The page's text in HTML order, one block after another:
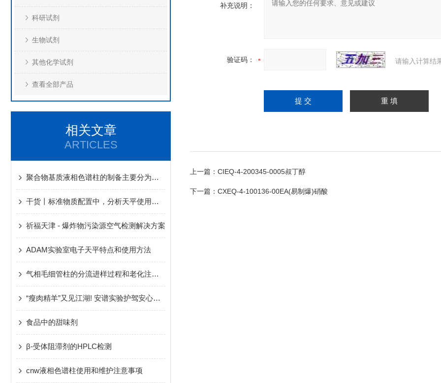
科研试剂
生物试剂
其他化学试剂
查看全部产品
相关文章
ARTICLES
聚合物基质液相色谱柱的制备主要分为这几个步骤
干货丨标准物质配置中，分析天平使用一二事
祈福天津 - 爆炸物污染源空气检测解决方案
ADAM实验室电子天平特点和使用方法
气相毛细管柱的分流进样过程和老化注意事项
“瘦肉精羊”又见江湖! 安谱实验护驾安心羊肉
食品中的甜味剂
β-受体阻滞剂的HPLC检测
cnw液相色谱柱使用和维护注意事项
补充说明：
验证码： 请输入计算结
上一篇： CIEQ-4-200345-0005叔丁醇
下一篇： CXEQ-4-100136-00EA(易制爆)硝酸